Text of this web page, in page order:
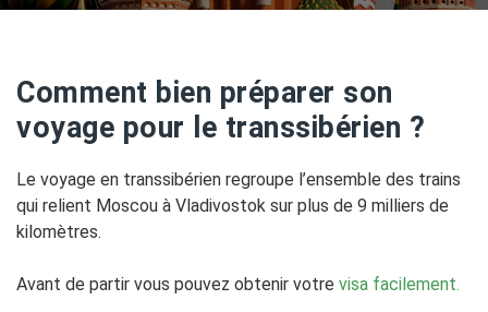
Comment bien préparer son
voyage pour le transsibérien ?
Le voyage en transsibérien regroupe l’ensemble des trains
qui relient Moscou à Vladivostok sur plus de 9 milliers de
kilomètres.
Avant de partir vous pouvez obtenir votre visa facilement.